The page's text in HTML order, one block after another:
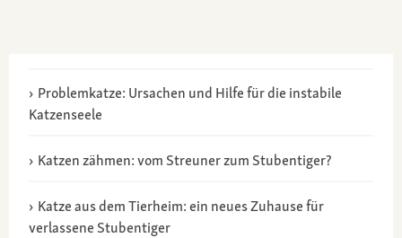
Problemkatze: Ursachen und Hilfe für die instabile
Katzenseele
Katzen zähmen: vom Streuner zum Stubentiger?
Katze aus dem Tierheim: ein neues Zuhause für
verlassene Stubentiger